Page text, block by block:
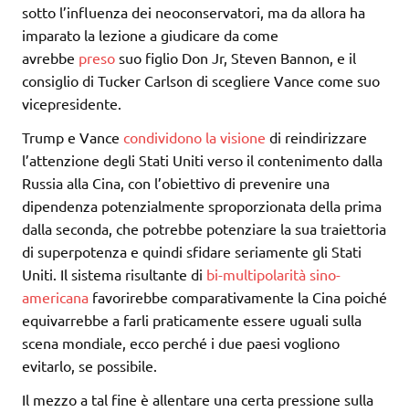
sotto l’influenza dei neoconservatori, ma da allora ha
imparato la lezione a giudicare da come
avrebbe preso suo figlio Don Jr, Steven Bannon, e il
consiglio di Tucker Carlson di scegliere Vance come suo
vicepresidente.
Trump e Vance condividono la visione di reindirizzare
l’attenzione degli Stati Uniti verso il contenimento dalla
Russia alla Cina, con l’obiettivo di prevenire una
dipendenza potenzialmente sproporzionata della prima
dalla seconda, che potrebbe potenziare la sua traiettoria
di superpotenza e quindi sfidare seriamente gli Stati
Uniti. Il sistema risultante di bi-multipolarità sino-
americana favorirebbe comparativamente la Cina poiché
equivarrebbe a farli praticamente essere uguali sulla
scena mondiale, ecco perché i due paesi vogliono
evitarlo, se possibile.
Il mezzo a tal fine è allentare una certa pressione sulla